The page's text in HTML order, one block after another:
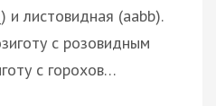
и листовидная (ааbb).
с розовидным
с горохов…